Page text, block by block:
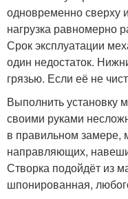
одновременно сверху
нагрузка равномерно
Срок эксплуатации
один недостаток.
грязью. Если её не
Выполнить установку
своими руками
в правильном замере,
направляющих,
Створка подойдёт из
шпонированная,